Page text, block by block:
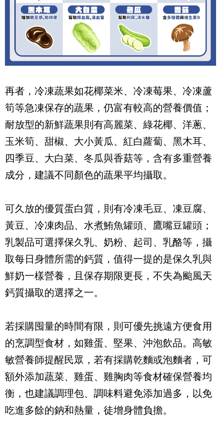
再者，冷凍蔬果如花椰菜米、冷凍莓果、冷凍蘆
筍等急凍保存的蔬果，仍富有較高的營養價值；
耐放型的新鮮蔬果則有高麗菜、綠花椰、洋蔥、
玉米筍、甜椒、大小黃瓜、紅白蘿蔔、黑木耳、
四季豆、大白菜、冬瓜與香菇等，含有多重營養
成分，建議不同顏色的蔬果平均攝取。
可久放的優質蛋白質，則有冷凍毛豆、凍豆腐、
黃豆、冷凍肉品、水煮鮪魚罐頭、鷹嘴豆罐頭；
乳製品可選擇保久乳、奶粉、起司、乳酪等，攝
取每日身體所需的鈣質，值得一提的是保久乳與
鮮奶一樣營養，且保存期限更長，不失為颱風天
鈣質攝取的選擇之一。
若採購囤量的時間有限，則可優先挑遠方便食用
的烹調型食材，如雞蛋、堅果、沖泡飲品。高敏
敏營養師提醒民眾，若有採購乾麵或泡麵者，可
額外添加蔬菜、雞蛋、雞胸肉等食材確保營養均
衡，也建議調理包、調味料避免添加過多，以免
吃進多餘的鈉和熱量，徒增身體負擔。